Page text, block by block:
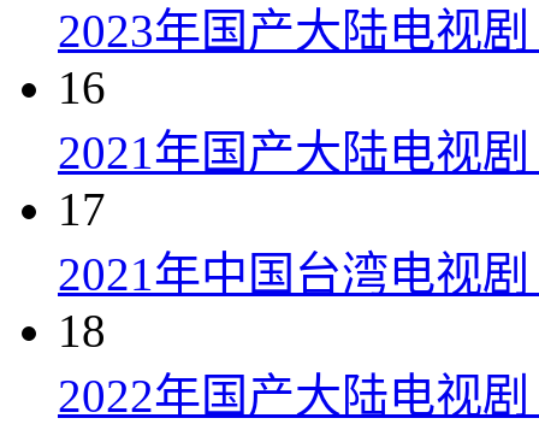
2023年国产大陆电视
16
2021年国产大陆电视
17
2021年中国台湾电视
18
2022年国产大陆电视